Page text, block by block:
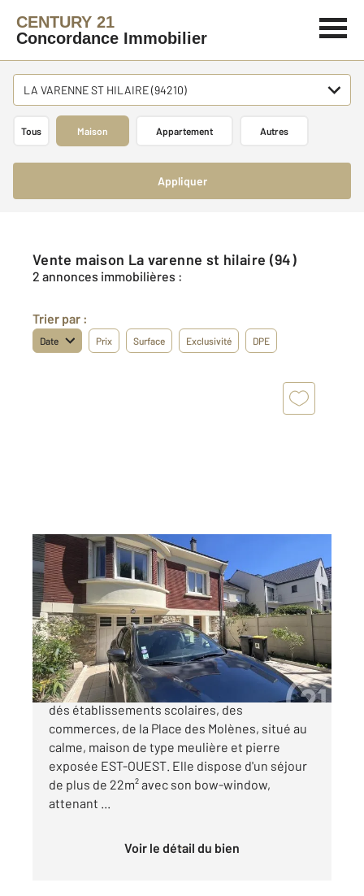
CENTURY 21
Concordance Immobilier
LA VARENNE ST HILAIRE (94210)
Tous Maison Appartement Autres
Appliquer
Vente maison La varenne st hilaire (94)
2 annonces immobilières :
Trier par :
Date Prix Surface Exclusivité DPE
LA VARENNE ST HILAIRE 94
119 m
, 5 pièces
Ref : 15084
Maison à vendre
670 000 €
MURIERS- PLACE DES MOLENES A proximité
dés établissements scolaires, des
commerces, de la Place des Molènes, situé au
calme, maison de type meulière et pierre
exposée EST-OUEST. Elle dispose d'un séjour
de plus de 22m² avec son bow-window,
attenant ...
Voir le détail du bien